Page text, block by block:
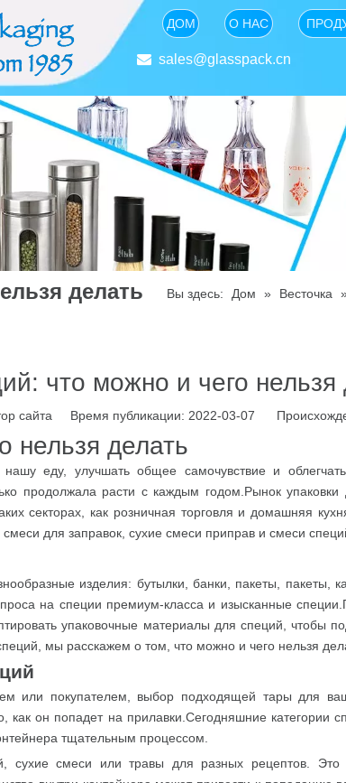
ДОМ О НАС
 sales@glasspack.cn
делать Вы здесь: Дом » Весточка
что можно и чего нельзя
сайта Время публикации: 2022-03-07
нельзя делать
еду, улучшать общее самочувствие и
продолжала расти с каждым годом.Рынок
секторах, как розничная торговля и домашняя
для заправок, сухие смеси приправ и смеси
изделия: бутылки, банки, пакеты, пакеты,
на специи премиум-класса и изысканные
упаковочные материалы для специй, чтобы
мы расскажем о том, что можно и чего нельзя
или покупателем, выбор подходящей тары для
как он попадет на прилавки.Сегодняшние категории
тщательным процессом.
смеси или травы для разных рецептов. Это